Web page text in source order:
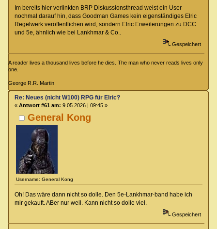
Im bereits hier verlinkten BRP Diskussionsthread weist ein User
nochmal darauf hin, dass Goodman Games kein eigenständiges Elric
Regelwerk veröffentlichen wird, sondern Elric Erweiterungen zu DCC
und 5e, ähnlich wie bei Lankhmar & Co..
Gespeichert
A reader lives a thousand lives before he dies. The man who never reads lives only
one.
George R.R. Martin
General Kong
Username: General Kong
Re: Neues (nicht W100) RPG für Elric?
« Antwort #61 am: 9.05.2026 | 09:45 »
Oh! Das wäre dann nicht so dolle. Den 5e-Lankhmar-band habe ich
mir gekauft. ABer nur weil. Kann nicht so dolle viel.
Gespeichert